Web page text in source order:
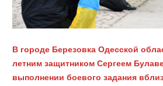
В городе Березовка Одесской
летним защитником Сергеем
выполнении боевого задания